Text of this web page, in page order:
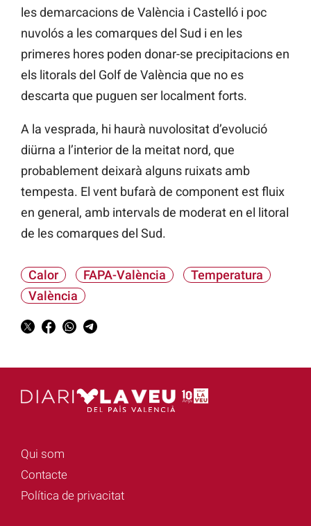
les demarcacions de València i Castelló i poc
nuvolós a les comarques del Sud i en les
primeres hores poden donar-se precipitacions en
els litorals del Golf de València que no es
descarta que puguen ser localment forts.
A la vesprada, hi haurà nuvolositat d’evolució
diürna a l’interior de la meitat nord, que
probablement deixarà alguns ruixats amb
tempesta. El vent bufarà de component est fluix
en general, amb intervals de moderat en el litoral
de les comarques del Sud.
Calor FAPA-València
Temperatura
València
Qui som
Contacte
Política de privacitat